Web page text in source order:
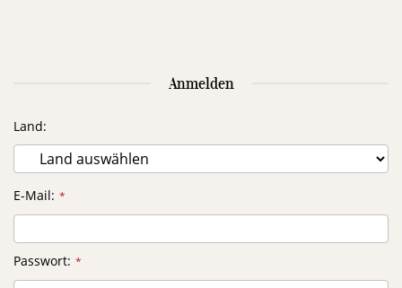
Anmelden
Land
E-Mail
Passwort